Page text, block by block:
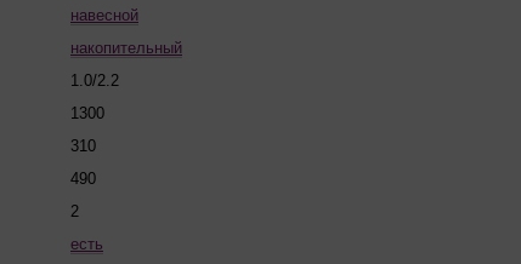
навесной
накопительный
1.0/2.2
1300
310
490
2
есть